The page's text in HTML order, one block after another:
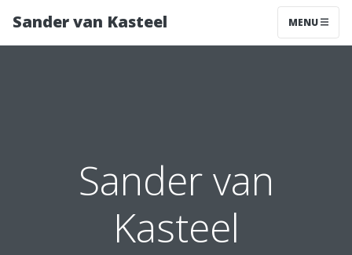
Sander van Kasteel MENU
Sander van
Kasteel